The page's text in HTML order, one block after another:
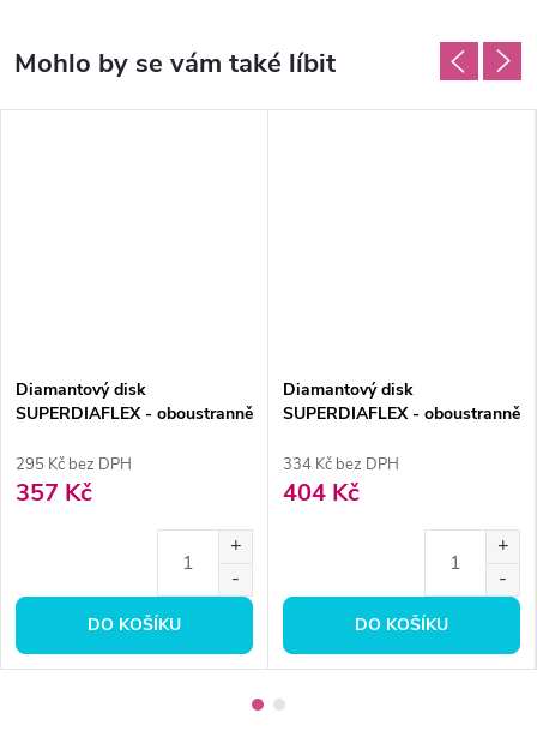
Diamantový disk
SUPERDIAFLEX - oboustranně
295 Kč bez DPH
357 Kč
DO KOŠÍKU
Diamantový disk
SUPERDIAFLEX - oboustranně
334 Kč bez DPH
404 Kč
DO KOŠÍKU